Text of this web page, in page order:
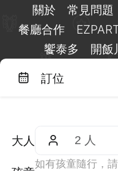
訂位
大人
如有孩童隨行，
關於 常見問題
餐廳合作
饗泰多
開飯
週一至週日
統